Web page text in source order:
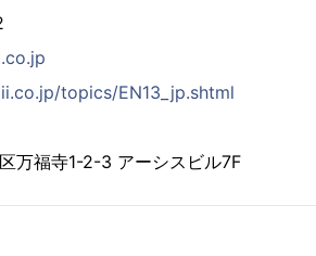
topics/EN13_jp.shtml
万福寺1-2-3 アーシスビル7F